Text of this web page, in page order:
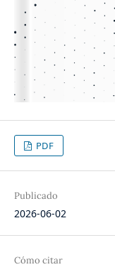
PDF
Publicado
2026-06-02
Cómo citar